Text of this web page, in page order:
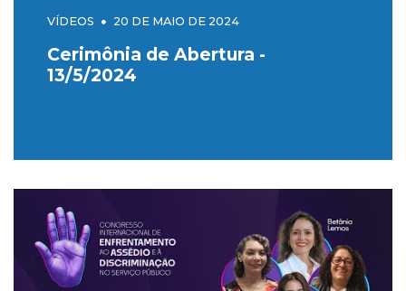
VÍDEOS 20 DE MAIO DE 2024
Cerimônia de Abertura -
13/5/2024